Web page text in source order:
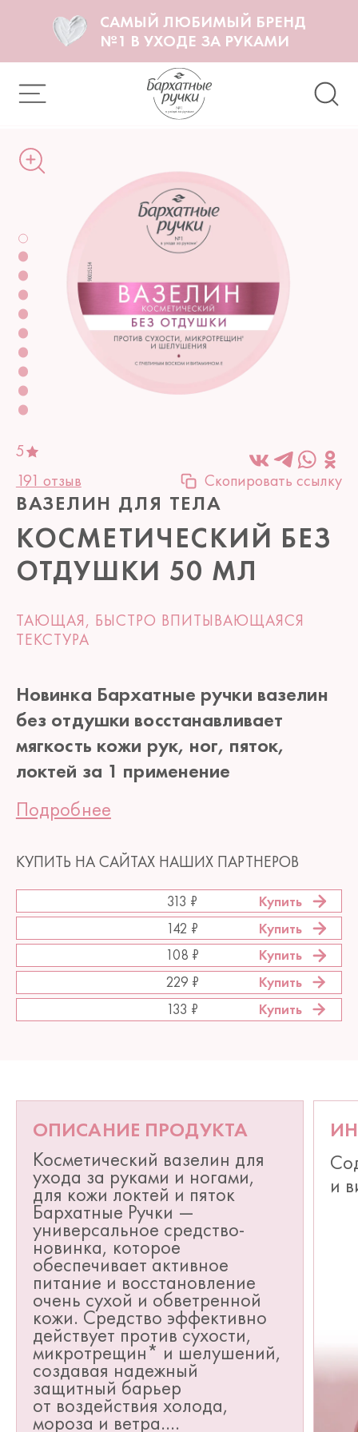
САМЫЙ ЛЮБИМЫЙ БРЕНД
№1 В УХОДЕ ЗА РУКАМИ
5
191 отзыв
Скопировать ссылку
ВАЗЕЛИН ДЛЯ ТЕЛА
КОСМЕТИЧЕСКИЙ БЕЗ
ОТДУШКИ 50 МЛ
ТАЮЩАЯ, БЫСТРО ВПИТЫВАЮЩАЯСЯ
ТЕКСТУРА
Новинка Бархатные ручки вазелин
без отдушки восстанавливает
мягкость кожи рук, ног, пяток,
локтей за 1 применение
Подробнее
КУПИТЬ НА САЙТАХ НАШИХ ПАРТНЕРОВ
313 ₽ Купить
142 ₽ Купить
108 ₽ Купить
229 ₽ Купить
133 ₽ Купить
ОПИСАНИЕ ПРОДУКТА
Косметический вазелин для
ухода за руками и ногами,
для кожи локтей и пяток
Бархатные Ручки —
универсальное средство-
новинка, которое
обеспечивает активное
питание и восстановление
очень сухой и обветренной
кожи. Средство эффективно
действует против сухости,
микротрещин* и шелушений,
создавая надежный
защитный барьер
от воздействия холода,
мороза и ветра.
и